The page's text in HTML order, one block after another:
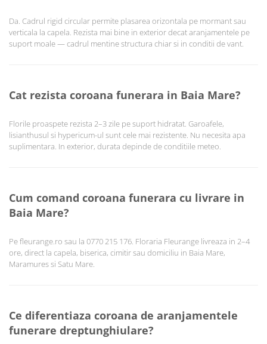
Da. Cadrul rigid circular permite plasarea orizontala pe mormant sau
verticala la capela. Rezista mai bine in exterior decat aranjamentele pe
suport moale — cadrul mentine structura chiar si in conditii de vant.
Cat rezista coroana funerara in Baia Mare?
Florile proaspete rezista 2–3 zile pe suport hidratat. Garoafele,
lisianthusul si hypericum-ul sunt cele mai rezistente. Nu necesita apa
suplimentara. In exterior, durata depinde de conditiile meteo.
Cum comand coroana funerara cu livrare in
Baia Mare?
Pe fleurange.ro sau la 0770 215 176. Floraria Fleurange livreaza in 2–4
ore, direct la capela, biserica, cimitir sau domiciliu in Baia Mare,
Maramures si Satu Mare.
Ce diferentiaza coroana de aranjamentele
funerare dreptunghiulare?